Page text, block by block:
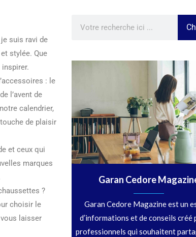
suis ravi de
stylée. Que
: le
l’avent de
calendrier,
de plaisir
et ceux qui
marques
?
choisir le
laisser
Garan Cedore
Garan Cedore Magazine est un
d’informations et de conseils créé
professionnels qui souhaitent